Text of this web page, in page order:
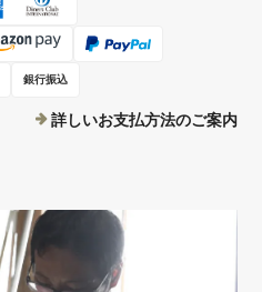
銀行振込
詳しいお支払方法のご案内